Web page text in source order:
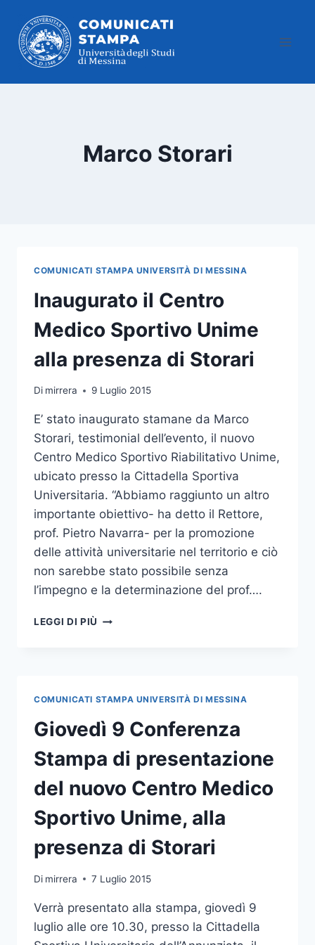
contenuto
Marco Storari
COMUNICATI STAMPA UNIVERSITÀ DI MESSINA
Inaugurato il Centro
Medico Sportivo Unime
alla presenza di Storari
Di mirrera 9 Luglio 2015
E’ stato inaugurato stamane da Marco
Storari, testimonial dell’evento, il nuovo
Centro Medico Sportivo Riabilitativo Unime,
ubicato presso la Cittadella Sportiva
Universitaria. “Abbiamo raggiunto un altro
importante obiettivo- ha detto il Rettore,
prof. Pietro Navarra- per la promozione
delle attività universitarie nel territorio e ciò
non sarebbe stato possibile senza
l’impegno e la determinazione del prof….
LEGGI DI PIÙ INAUGURATO
PRESENZA
DI
STORARI
COMUNICATI STAMPA UNIVERSITÀ DI MESSINA
Giovedì 9 Conferenza
Stampa di presentazione
del nuovo Centro Medico
Sportivo Unime, alla
presenza di Storari
Di mirrera 7 Luglio 2015
Verrà presentato alla stampa, giovedì 9
luglio alle ore 10.30, presso la Cittadella